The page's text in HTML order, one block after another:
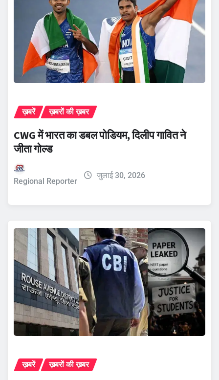
ख़बरें ख़बरों की ख़बर
CWG में भारत का डबल पोडियम, दिलीप गावित ने
जीता गोल्ड
Regional Reporter
जुलाई 30, 2026
ख़बरें ख़बरों की ख़बर